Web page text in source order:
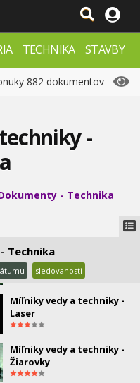
TECHNIKA
STAVBY
FX
882 dokumentov
-
- Technika
Technika
sledovanosti
Megaopravy - Práce na
vysokom napätí
Megaopravy - Oceánska
výletná loď
Megaopravy - Boeing 767
Míľniky vedy a techniky -
Míľniky vedy a techniky -
Watson-Crick a Mendel
Míľniky vedy a techniky -
Laser
Míľniky vedy a techniky -
Žiarovky